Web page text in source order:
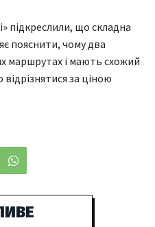
підкреслили, що складна
пояснити, чому два
маршрутах і мають схожий
за ціною